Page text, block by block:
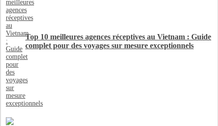
Top 10 meilleures agences réceptives au Vietnam : Guide
complet pour des voyages sur mesure exceptionnels